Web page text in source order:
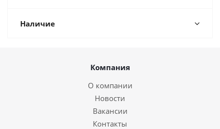
Наличие
Компания
О компании
Новости
Вакансии
Контакты